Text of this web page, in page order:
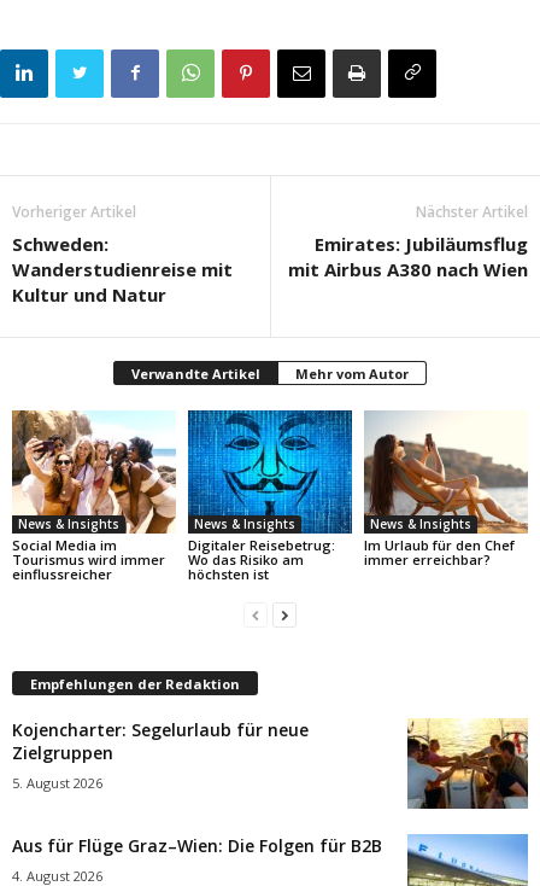
Vorheriger Artikel
Schweden:
Wanderstudienreise mit
Kultur und Natur
Nächster Artikel
Emirates: Jubiläumsflug
mit Airbus A380 nach Wien
Verwandte Artikel Mehr vom Autor
News & Insights
Social Media im
Tourismus wird immer
einflussreicher
News & Insights
Digitaler Reisebetrug:
Wo das Risiko am
höchsten ist
News & Insights
Im Urlaub für den Chef
immer erreichbar?
Empfehlungen der Redaktion
Kojencharter: Segelurlaub für neue
Zielgruppen
5. August 2026
Aus für Flüge Graz–Wien: Die Folgen für B2B
4. August 2026